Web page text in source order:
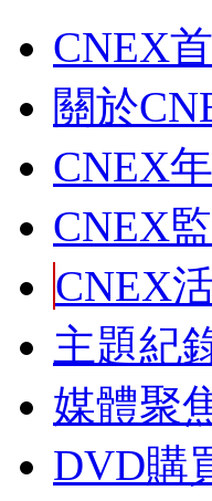
CNEX
關於
CNEX
CNEX
CNEX
主題紀
媒體聚
DVD購